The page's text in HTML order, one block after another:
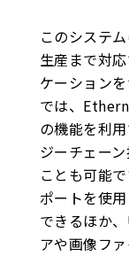
このシステ
生産まで対
ケーション
では、
の機能を利
ジーチェー
ことも可能
ポートを使
できるほか
アや画像フ